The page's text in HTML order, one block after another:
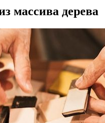
массива дерева